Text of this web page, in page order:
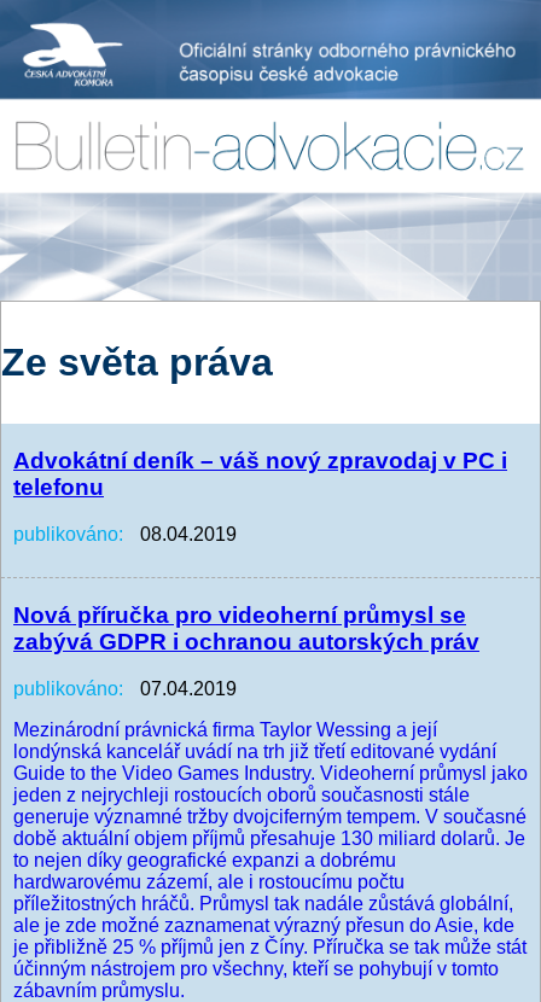
Ze světa práva
Advokátní deník – váš nový zpravodaj v PC i
telefonu
publikováno: 08.04.2019
Nová příručka pro videoherní průmysl se
zabývá GDPR i ochranou autorských práv
publikováno:
07.04.2019
Mezinárodní právnická firma Taylor Wessing a její
londýnská kancelář uvádí na trh již třetí editované vydání
Guide to the Video Games Industry. Videoherní průmysl jako
jeden z nejrychleji rostoucích oborů současnosti stále
generuje významné tržby dvojciferným tempem. V současné
době aktuální objem příjmů přesahuje 130 miliard dolarů. Je
to nejen díky geografické expanzi a dobrému
hardwarovému zázemí, ale i rostoucímu počtu
příležitostných hráčů. Průmysl tak nadále zůstává globální,
ale je zde možné zaznamenat výrazný přesun do Asie, kde
je přibližně 25 % příjmů jen z Číny. Příručka se tak může stát
účinným nástrojem pro všechny, kteří se pohybují v tomto
zábavním průmyslu.